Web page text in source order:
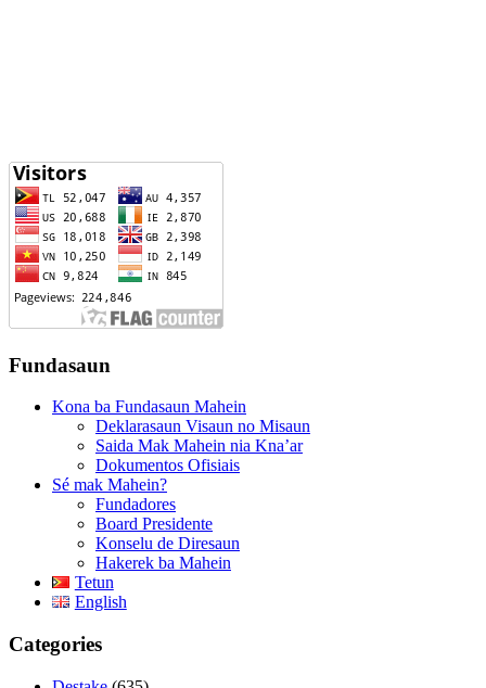
Fundasaun
Kona ba Fundasaun Mahein
Deklarasaun Visaun no Misaun
Saida Mak Mahein nia Kna’ar
Dokumentos Ofisiais
Sé mak Mahein?
Fundadores
Board Presidente
Konselu de Diresaun
Hakerek ba Mahein
Tetun
English
Categories